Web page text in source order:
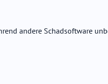
andere Schadsoftware